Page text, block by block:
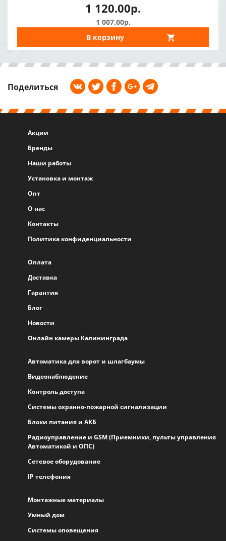
1 120.00р.
1 007.00р.
В корзину
Поделиться
Акции
Бренды
Наши работы
Установка и монтаж
Опт
О нас
Контакты
Политика конфиденциальности
Оплата
Доставка
Гарантия
Блог
Новости
Онлайн камеры Калининграда
Автоматика для ворот и шлагбаумы
Видеонаблюдение
Контроль доступа
Системы охранно-пожарной сигнализации
Блоки питания и АКБ
Радиоуправление и GSM (Приемники, пульты управления
Автоматикой и ОПС)
Сетевое оборудование
IP телефония
Монтажные материалы
Умный дом
Системы оповещения